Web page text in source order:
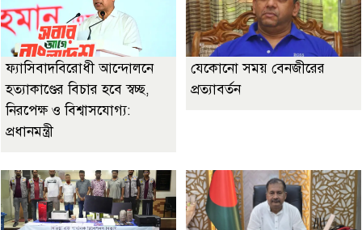
ফ্যাসিবাদবিরোধী আন্দোলনে
হত্যাকাণ্ডের বিচার হবে স্বচ্ছ,
নিরপেক্ষ ও বিশ্বাসযোগ্য:
প্রধানমন্ত্রী
যেকোনো সময় বেনজীরের
প্রত্যাবর্তন